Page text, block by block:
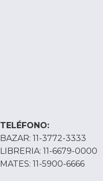
TELÉFONO:
BAZAR: 11-3772-3333
LIBRERIA: 11-6679-0000
MATES: 11-5900-6666